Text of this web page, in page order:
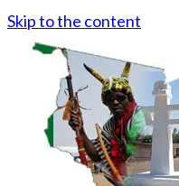
Skip to the content